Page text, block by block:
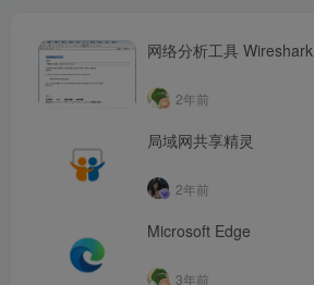
网络分析工具 Wireshark
2年前
局域网共享精灵
2年前
Microsoft Edge
3年前